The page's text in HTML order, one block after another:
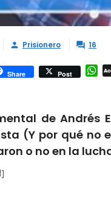
 Prisionero  16
Share Post
de Andrés
(Y por qué no
o no en la